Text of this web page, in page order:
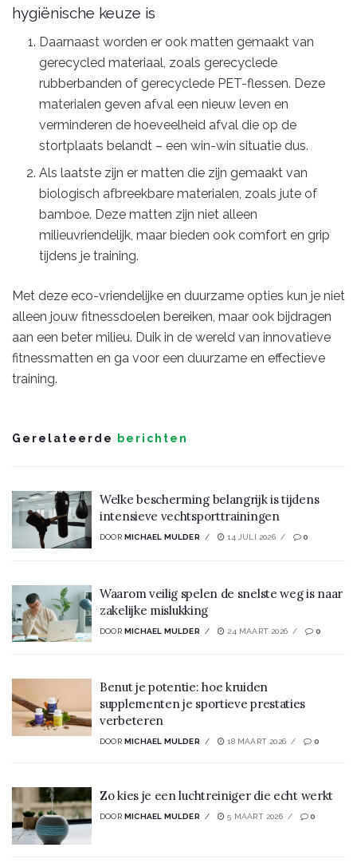
hygiënische keuze is
Daarnaast worden er ook matten gemaakt van
gerecycled materiaal, zoals gerecyclede
rubberbanden of gerecyclede PET-flessen. Deze
materialen geven afval een nieuw leven en
verminderen de hoeveelheid afval die op de
stortplaats belandt – een win-win situatie dus.
Als laatste zijn er matten die zijn gemaakt van
biologisch afbreekbare materialen, zoals jute of
bamboe. Deze matten zijn niet alleen
milieuvriendelijk, maar bieden ook comfort en grip
tijdens je training.
Met deze eco-vriendelijke en duurzame opties kun je niet
alleen jouw fitnessdoelen bereiken, maar ook bijdragen
aan een beter milieu. Duik in de wereld van innovatieve
fitnessmatten en ga voor een duurzame en effectieve
training.
Gerelateerde berichten
Welke bescherming belangrijk is tijdens
intensieve vechtsporttrainingen
DOOR MICHAEL MULDER 14 JULI 2026 0
Waarom veilig spelen de snelste weg is naar
zakelijke mislukking
DOOR MICHAEL MULDER 24 MAART 2026 0
Benut je potentie: hoe kruiden
supplementen je sportieve prestaties
verbeteren
DOOR MICHAEL MULDER 18 MAART 2026 0
Zo kies je een luchtreiniger die echt werkt
DOOR MICHAEL MULDER 5 MAART 2026 0